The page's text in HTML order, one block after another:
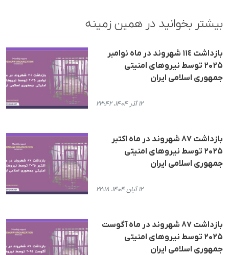
بیشتر بخوانید در همین زمینه
بازداشت ١١٤ شهروند در ماه نوامبر
۲۰۲۵ توسط نیروهای امنیتی
جمهوری اسلامی ایران
۱۲ آذر ۱۴۰۴، ۲۳:۴۲
بازداشت ۸۷ شهروند در ماه اکتبر
۲۰۲۵ توسط نیروهای امنیتی
جمهوری اسلامی ایران
۱۲ آبان ۱۴۰۴، ۲۲:۱۸
بازداشت ۸۷ شهروند در ماه آگوست
۲۰۲۵ توسط نیروهای امنیتی
جمهوری اسلامی ایران